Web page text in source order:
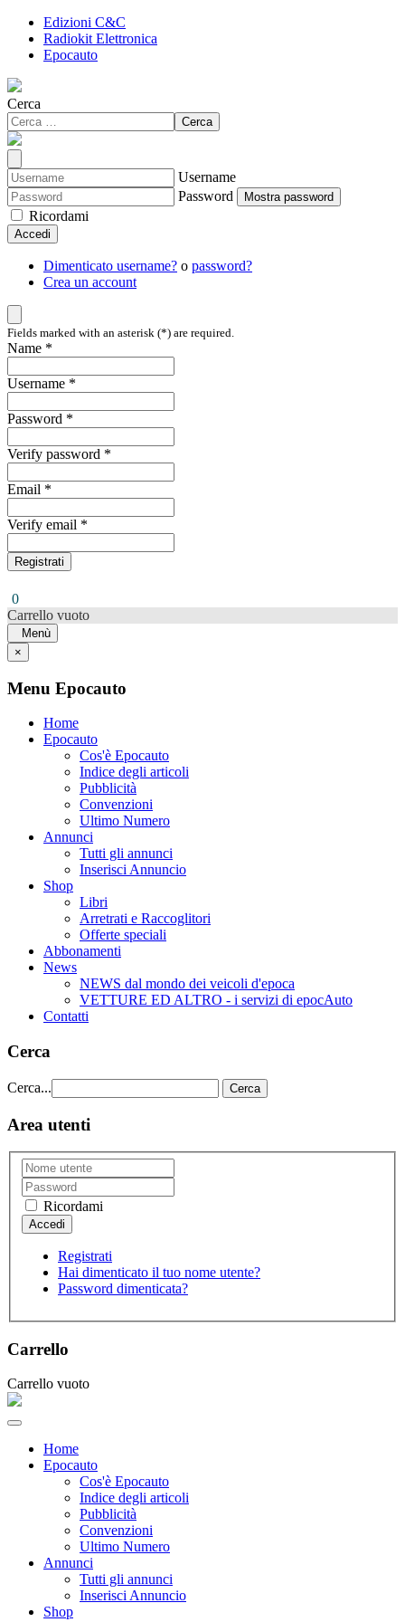
Edizioni C&C
Radiokit Elettronica
Epocauto
Cerca
Cerca
Username
Password
Mostra password
Ricordami
Accedi
Dimenticato username? o password?
Crea un account
Fields marked with an asterisk (*) are required.
Name *
Username *
Password *
Verify password *
Email *
Verify email *
Registrati
0
Carrello vuoto
Menù
×
Menu Epocauto
Home
Epocauto
Cos'è Epocauto
Indice degli articoli
Pubblicità
Convenzioni
Ultimo Numero
Annunci
Tutti gli annunci
Inserisci Annuncio
Shop
Libri
Arretrati e Raccoglitori
Offerte speciali
Abbonamenti
News
NEWS dal mondo dei veicoli d'epoca
VETTURE ED ALTRO - i servizi di epocAuto
Contatti
Cerca
Cerca... Cerca
Area utenti
Ricordami
Registrati
Hai dimenticato il tuo nome utente?
Password dimenticata?
Carrello
Carrello vuoto
Home
Epocauto
Cos'è Epocauto
Indice degli articoli
Pubblicità
Convenzioni
Ultimo Numero
Annunci
Tutti gli annunci
Inserisci Annuncio
Shop